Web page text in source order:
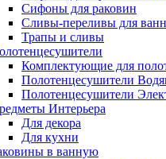
Сифоны для раковин
Сливы-переливы для ванн
Трапы и сливы
Комплектующие для
Полотенцесушители
Полотенцесушители
Интерьера
Для декора
Для кухни
в ванную